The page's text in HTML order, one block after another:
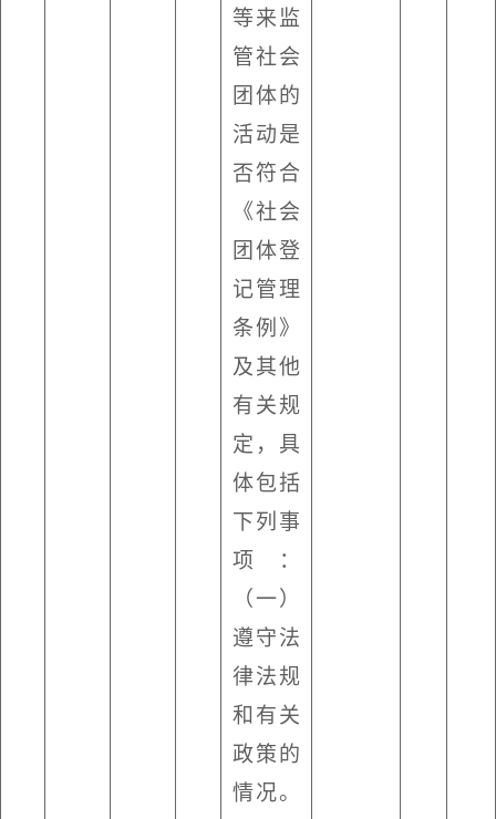
等来监
管社会
团体的
活动是
否符合
《社会
团体登
记管理
条例》
及其他
有关规
定，具
体包括
下列事
项：
（一）
遵守法
律法规
和有关
政策的
情况。